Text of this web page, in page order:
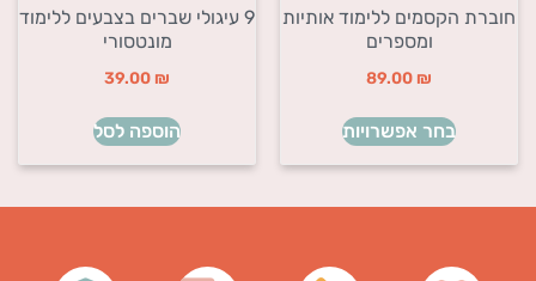
חוברת הקסמים ללימוד אותיות
ומספרים
89.00 ₪
בחר אפשרויות
9 עיגולי שברים בצבעים ללימוד
מונטסורי
39.00 ₪
הוספה לסל